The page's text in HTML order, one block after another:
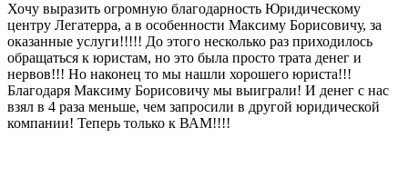
Хочу выразить огромную благодарность Юридическому
центру Легатерра, а в особенности Максиму Борисовичу, за
оказанные услуги!!!!! До этого несколько раз приходилось
обращаться к юристам, но это была просто трата денег и
нервов!!! Но наконец то мы нашли хорошего юриста!!!
Благодаря Максиму Борисовичу мы выиграли! И денег с нас
взял в 4 раза меньше, чем запросили в другой юридической
компании! Теперь только к ВАМ!!!!